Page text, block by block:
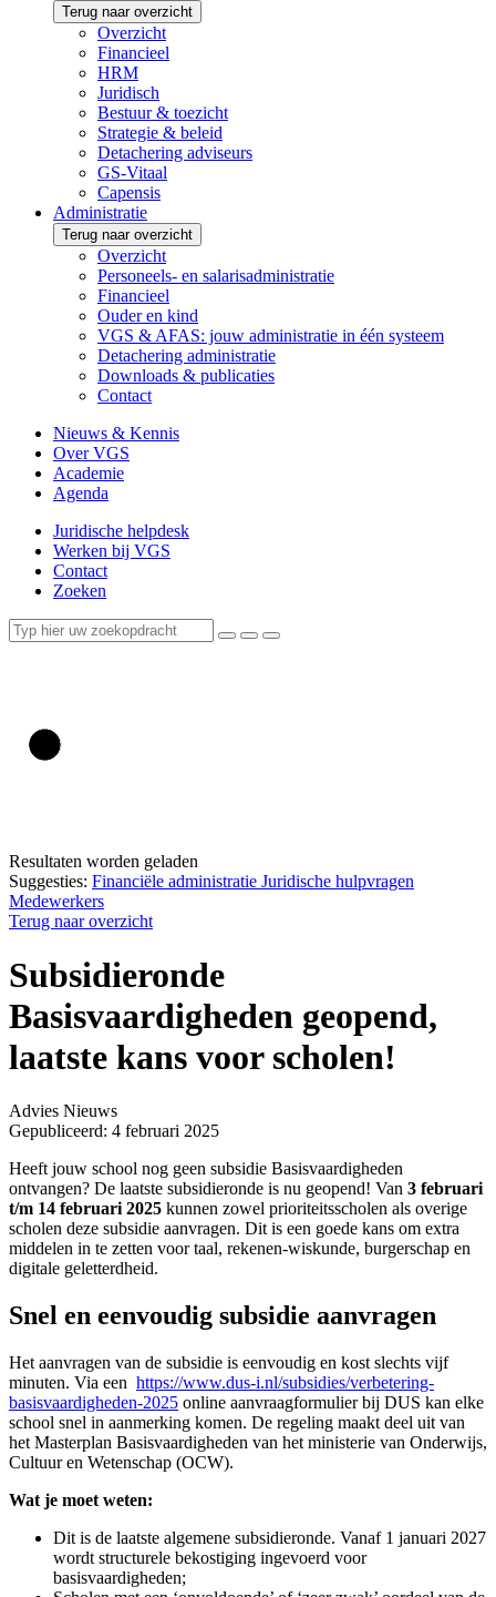
Terug naar overzicht
Overzicht
Financieel
HRM
Juridisch
Bestuur & toezicht
Strategie & beleid
Detachering adviseurs
GS-Vitaal
Capensis
Administratie
Terug naar overzicht
Overzicht
Personeels- en salarisadministratie
Financieel
Ouder en kind
VGS & AFAS: jouw administratie in één systeem
Detachering administratie
Downloads & publicaties
Contact
Nieuws & Kennis
Over VGS
Academie
Agenda
Juridische helpdesk
Werken bij VGS
Contact
Zoeken
Resultaten worden geladen
Suggesties: Financiële administratie Juridische hulpvragen
Medewerkers
Terug naar overzicht
Subsidieronde
Basisvaardigheden geopend,
laatste kans voor scholen!
Advies Nieuws
Gepubliceerd: 4 februari 2025
Heeft jouw school nog geen subsidie Basisvaardigheden
ontvangen? De laatste subsidieronde is nu geopend! Van 3 februari
t/m 14 februari 2025 kunnen zowel prioriteitsscholen als overige
scholen deze subsidie aanvragen. Dit is een goede kans om extra
middelen in te zetten voor taal, rekenen-wiskunde, burgerschap en
digitale geletterdheid.
Snel en eenvoudig subsidie aanvragen
Het aanvragen van de subsidie is eenvoudig en kost slechts vijf
minuten. Via een https://www.dus-i.nl/subsidies/verbetering-
basisvaardigheden-2025 online aanvraagformulier bij DUS kan elke
school snel in aanmerking komen. De regeling maakt deel uit van
het Masterplan Basisvaardigheden van het ministerie van Onderwijs,
Cultuur en Wetenschap (OCW).
Wat je moet weten:
Dit is de laatste algemene subsidieronde. Vanaf 1 januari 2027
wordt structurele bekostiging ingevoerd voor
basisvaardigheden;